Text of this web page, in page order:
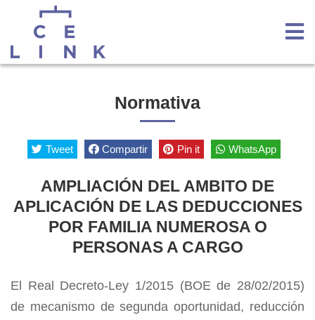
Normativa
Tweet Compartir Pin it WhatsApp
AMPLIACIÓN DEL AMBITO DE
APLICACIÓN DE LAS DEDUCCIONES
POR FAMILIA NUMEROSA O
PERSONAS A CARGO
El Real Decreto-Ley 1/2015 (BOE de 28/02/2015)
de mecanismo de segunda oportunidad, reducción